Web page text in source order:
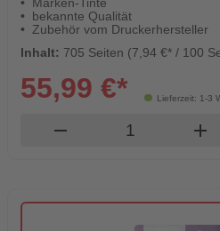
Marken-Tinte
bekannte Qualität
Zubehör vom Druckerhersteller
Inhalt: 705 Seiten (7,94 €* / 100
Lieferzeit: 1-3
55,99 €*
remove Produkt add